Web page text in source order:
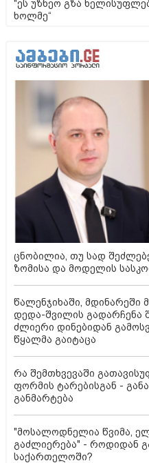
"ეს უზნეო გზა
ხოლმე“
ცნობილია, თუ სად
ზომისა და მოდელის
წალენჯიხაში, მდინარეში
დედა-შვილის გადარჩენა
ძლიერი დინებიდან
წყალმა გაიტაცა
რა შემთხვევაში
ფორმის ტარებისგან -
განმარტება
"მოსალოდნელია წვიმა,
გაძლიერება" - როდიდან
საქართელოში?